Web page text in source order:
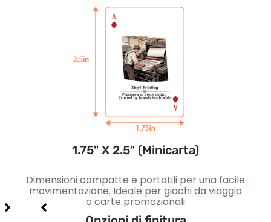
1.75" X 2.5" (Minicarta)
Dimensioni compatte e portatili per una facile
movimentazione. Ideale per giochi da viaggio
o carte promozionali